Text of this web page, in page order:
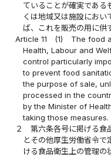
ていることが確実である
くは地域又は施設におい
ば、これを販売の用に供
Article 11
(1)
The food
Health, Labour and
control particularly
to prevent food
the purpose of sale,
processed in the
by the Minister of
taking those measures.
２
第六条各号に掲げる食
とその他厚生労働省令
ける食品衛生上の管理の